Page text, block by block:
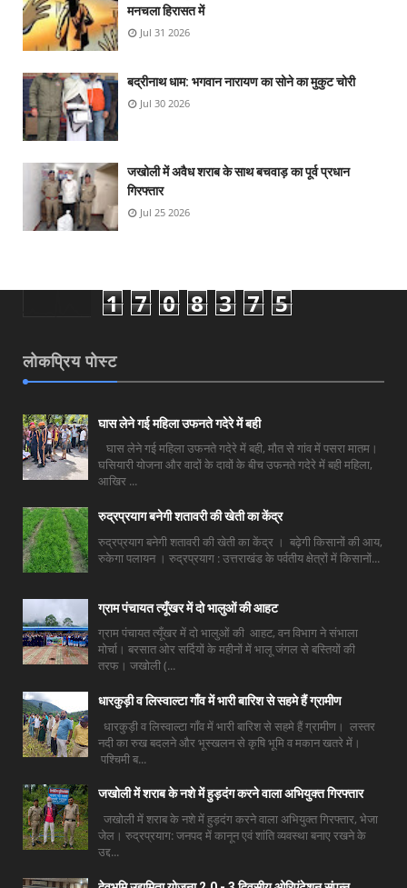
मनचला हिरासत में
Jul 31 2026
बद्रीनाथ धाम: भगवान नारायण का सोने का मुकुट चोरी
Jul 30 2026
जखोली में अवैध शराब के साथ बचवाड़ का पूर्व प्रधान
गिरफ्तार
Jul 25 2026
1 7 0 8 3 7 5
लोकप्रिय पोस्ट
घास लेने गई महिला उफनते गदेरे में बही
घास लेने गई महिला उफनते गदेरे में बही, मौत से गांव में पसरा मातम।
घसियारी योजना और वादों के दावों के बीच उफनते गदेरे में बही महिला,
आखिर ...
रुद्रप्रयाग बनेगी शतावरी की खेती का केंद्र
रुद्रप्रयाग बनेगी शतावरी की खेती का केंद्र । बढ़ेगी किसानों की आय,
रुकेगा पलायन । रुद्रप्रयाग : उत्तराखंड के पर्वतीय क्षेत्रों में किसानों...
ग्राम पंचायत त्यूँखर में दो भालुओं की आहट
ग्राम पंचायत त्यूँखर में दो भालुओं की आहट, वन विभाग ने संभाला
मोर्चा। बरसात ओर सर्दियों के महीनों में भालू जंगल से बस्तियों की
तरफ। जखोली (...
धारकुड़ी व लिस्वाल्टा गाँव में भारी बारिश से सहमे हैं ग्रामीण
धारकुड़ी व लिस्वाल्टा गाँव में भारी बारिश से सहमे हैं ग्रामीण। लस्तर
नदी का रुख बदलने और भूस्खलन से कृषि भूमि व मकान खतरे में।
पश्चिमी ब...
जखोली में शराब के नशे में हुड़दंग करने वाला अभियुक्त गिरफ्तार
जखोली में शराब के नशे में हुड़दंग करने वाला अभियुक्त गिरफ्तार, भेजा
जेल। रुद्रप्रयाग: जनपद में कानून एवं शांति व्यवस्था बनाए रखने के
उद्द...